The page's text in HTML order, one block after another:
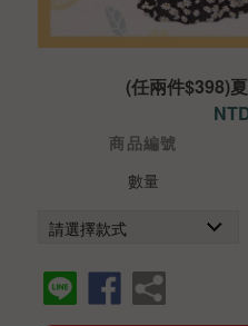
(任兩件$398)
商品編號
數量